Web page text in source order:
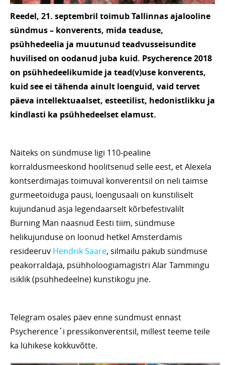
Reedel, 21. septembril toimub Tallinnas ajalooline
sündmus – konverents, mida teaduse,
psühhedeelia ja muutunud teadvusseisundite
huvilised on oodanud juba kuid. Psycherence 2018
on psühhedeelikumide ja tead(v)use konverents,
kuid see ei tähenda ainult loenguid, vaid tervet
päeva intellektuaalset, esteetilist, hedonistlikku ja
kindlasti ka psühhedeelset elamust.
Näiteks on sündmuse ligi 110-pealine
korraldusmeeskond hoolitsenud selle eest, et Alexela
kontserdimajas toimuval konverentsil on neli taimse
gurmeetoiduga pausi, loengusaali on kunstiliselt
kujundanud äsja legendaarselt kõrbefestivalilt
Burning Man naasnud Eesti tiim, sündmuse
helikujunduse on loonud hetkel Amsterdamis
resideeruv Hendrik Saare, silmailu pakub sündmuse
peakorraldaja, psühholoogiamagistri Alar Tammingu
isiklik (psühhedeelne) kunstikogu jne.
Telegram osales päev enne sündmust ennast
Psycherence´i pressikonverentsil, millest teeme teile
ka lühikese kokkuvõtte.